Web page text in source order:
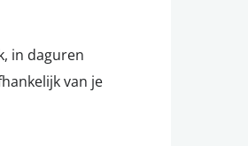
in daguren
van je